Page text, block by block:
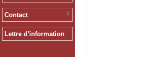
Contact
Lettre d'information